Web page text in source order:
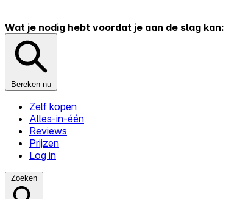
Wat je nodig hebt voordat je aan de slag kan:
Bereken nu
Zelf kopen
Alles-in-één
Reviews
Prijzen
Log in
Zoeken